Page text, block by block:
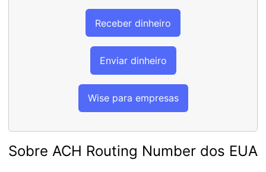
Receber dinheiro
Enviar dinheiro
Wise para empresas
Sobre ACH Routing Number dos EUA